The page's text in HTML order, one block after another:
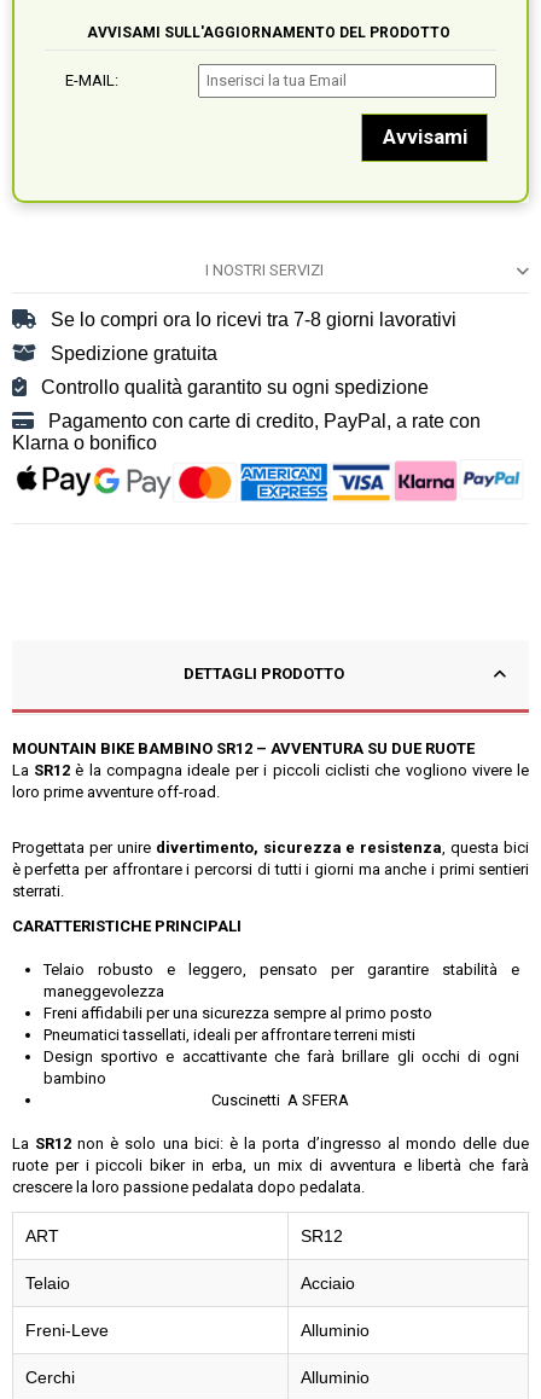
AVVISAMI SULL'AGGIORNAMENTO DEL PRODOTTO
E-MAIL:
I NOSTRI SERVIZI
Se lo compri ora lo ricevi tra 7-8 giorni lavorativi
Spedizione gratuita
Controllo qualità garantito su ogni spedizione
Pagamento con carte di credito, PayPal, a rate con
Klarna o bonifico
DETTAGLI PRODOTTO
MOUNTAIN BIKE BAMBINO SR12 – AVVENTURA SU DUE RUOTE
La SR12 è la compagna ideale per i piccoli ciclisti che vogliono vivere le
loro prime avventure off-road.
Progettata per unire divertimento, sicurezza e resistenza, questa bici
è perfetta per affrontare i percorsi di tutti i giorni ma anche i primi sentieri
sterrati.
CARATTERISTICHE PRINCIPALI
Telaio robusto e leggero, pensato per garantire stabilità e
maneggevolezza
Freni affidabili per una sicurezza sempre al primo posto
Pneumatici tassellati, ideali per affrontare terreni misti
Design sportivo e accattivante che farà brillare gli occhi di ogni
bambino
Cuscinetti A SFERA
La SR12non è solo una bici: è la porta d’ingresso al mondo delle due
ruote per i piccoli biker in erba, un mix di avventura e libertà che farà
crescere la loro passione pedalata dopo pedalata.
ART SR12
Telaio Acciaio
Freni-Leve Alluminio
Cerchi Alluminio